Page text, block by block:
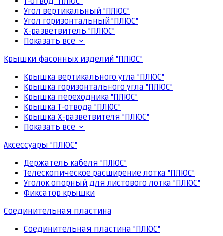
Угол вертикальный "ПЛЮС"
Угол горизонтальный "ПЛЮС"
Х-разветвитель "ПЛЮС"
Показать все
Крышки фасонных изделий "ПЛЮС"
Крышка вертикального угла "ПЛЮС"
Крышка горизонтального угла "ПЛЮС"
Крышка переходника "ПЛЮС"
Крышка Т-отвода "ПЛЮС"
Крышка Х-разветвителя "ПЛЮС"
Показать все
Аксессуары "ПЛЮС"
Держатель кабеля "ПЛЮС"
Телескопическое расширение лотка "ПЛЮС"
Уголок опорный для листового лотка "ПЛЮС"
Фиксатор крышки
Соединительная пластина
Соединительная пластина "ПЛЮС"